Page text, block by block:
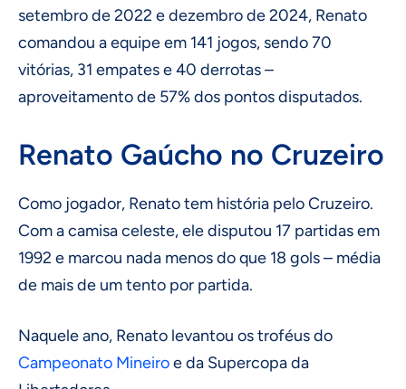
setembro de 2022 e dezembro de 2024, Renato
comandou a equipe em 141 jogos, sendo 70
vitórias, 31 empates e 40 derrotas –
aproveitamento de 57% dos pontos disputados.
Renato Gaúcho no Cruzeiro
Como jogador, Renato tem história pelo Cruzeiro.
Com a camisa celeste, ele disputou 17 partidas em
1992 e marcou nada menos do que 18 gols – média
de mais de um tento por partida.
Naquele ano, Renato levantou os troféus do
Campeonato Mineiroe da Supercopa da